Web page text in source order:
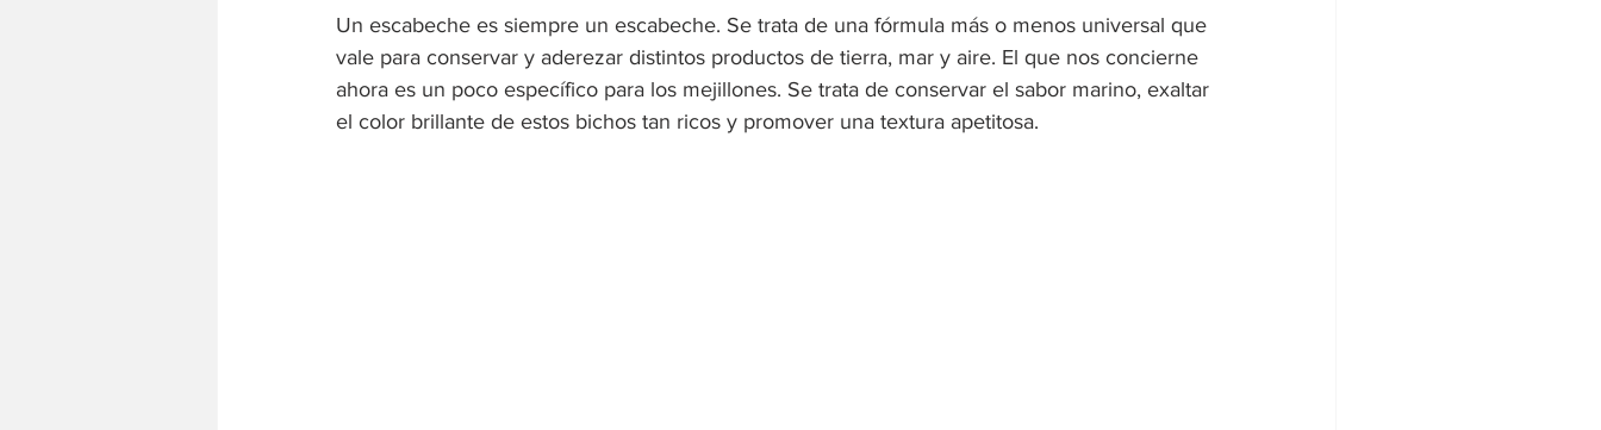
Un escabeche es siempre un escabeche. Se trata de una fórmula más o menos universal que
vale para conservar y aderezar distintos productos de tierra, mar y aire. El que nos concierne
ahora es un poco específico para los mejillones. Se trata de conservar el sabor marino, exaltar
el color brillante de estos bichos tan ricos y promover una textura apetitosa.